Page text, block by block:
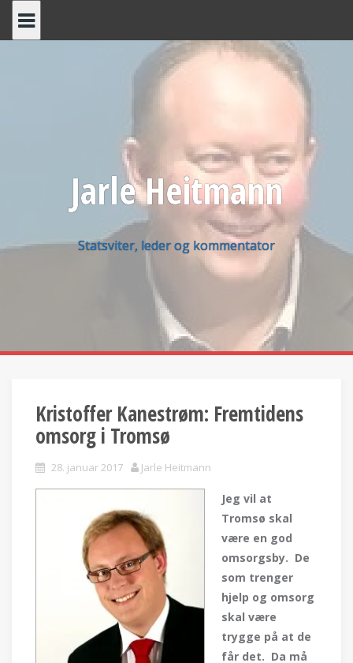
Jarle Heitmann
Statsviter, leder og kommentator
Kristoffer Kanestrøm: Fremtidens
omsorg i Tromsø
28. januar 2017 Jarle Heitmann
Jeg vil at
Tromsø skal
være en god
omsorgsby. De
som trenger
hjelp og omsorg
skal være
trygge på at de
får det. Da må